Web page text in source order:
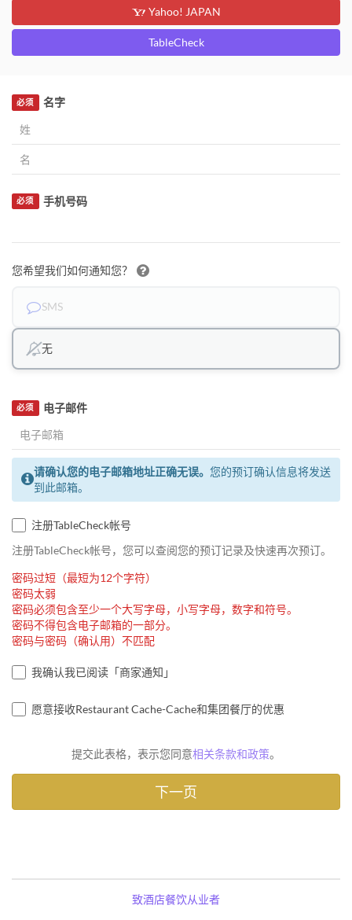
Yahoo! JAPAN
TableCheck
名字
必须
手机号码
必须
您希望我们如何通知您？
SMS
无
电子邮件
必须
请确认您的电子邮箱地址正确无误。 您的预订确认信息将发送
到此邮箱。
注册TableCheck帐号
注册TableCheck帐号，您可以查阅您的预订记录及快速再次预订。
密码过短（最短为12个字符）
密码太弱
密码必须包含至少一个大写字母，小写字母，数字和符号。
密码不得包含电子邮箱的一部分。
密码与密码（确认用）不匹配
我确认我已阅读「商家通知」
愿意接收Restaurant Cache-Cache和集团餐厅的优惠
提交此表格，表示您同意相关条款和政策。
致酒店餐饮从业者